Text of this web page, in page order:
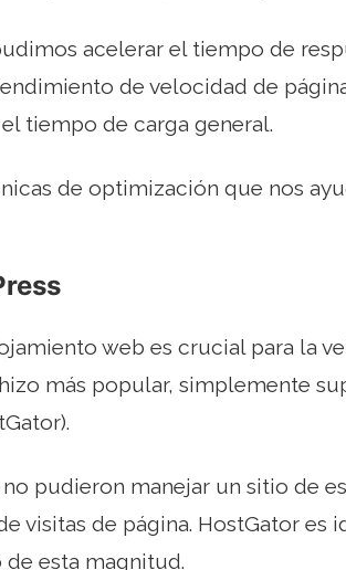
acelerar el tiempo de
de velocidad de
tiempo de carga general.
de optimización que nos
web es crucial para la
más popular, simplemente
pudieron manejar un sitio de
visitas de página. HostGator es
esta magnitud.